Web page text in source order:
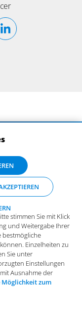
Kontakt
stimmen Sie mit Klick
und Weitergabe Ihrer
bestmögliche
Einzelheiten zu
Sie unter
Einstellungen
Ausnahme der
zum
stimmen Sie mit Klick
und Weitergabe Ihrer
bestmögliche
Einzelheiten zu
Sie unter
Einstellungen
Ausnahme der
zum
für die einwandfreie
um das